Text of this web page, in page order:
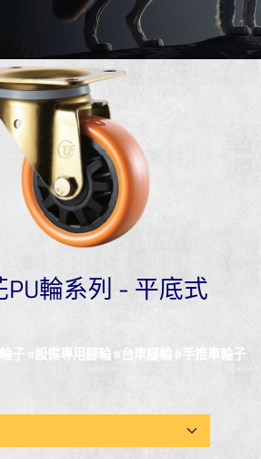
輪系列 - 平底式
子 #設備專用腳輪 #台車腳輪 #手推車輪子